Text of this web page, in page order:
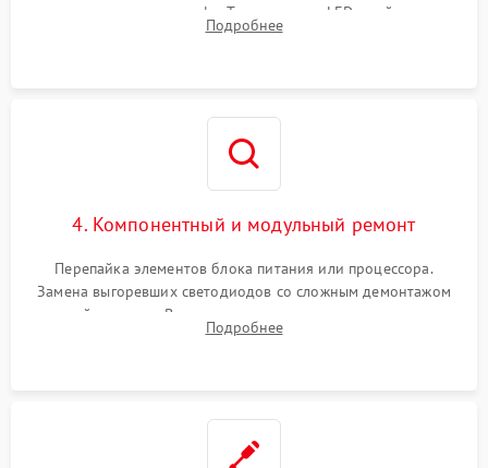
помощью осциллографа. Тестирование LED-драйвера и
светодиодных планок подсветки мультиметром.
Подробнее
4. Компонентный и модульный ремонт
Перепайка элементов блока питания или процессора.
Замена выгоревших светодиодов со сложным демонтажом
хрупкой матрицы. Восстановление поврежденных дорожек,
прошивка микросхем памяти EEPROM
Подробнее